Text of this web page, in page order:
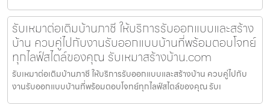
รับเหมาต่อเติมบ้านภาชี ให้บริการรับออกแบบและสร้าง
บ้าน ควบคู่ไปกับงานรับออกแบบบ้านที่พร้อมตอบโจทย์
ทุกไลฟ์สไตล์ของคุณ รับเหมาสร้างบ้าน.com
รับเหมาต่อเติมบ้านภาชี ให้บริการรับออกแบบและสร้างบ้าน ควบคู่ไปกับ
งานรับออกแบบบ้านที่พร้อมตอบโจทย์ทุกไลฟ์สไตล์ของคุณ รับเ